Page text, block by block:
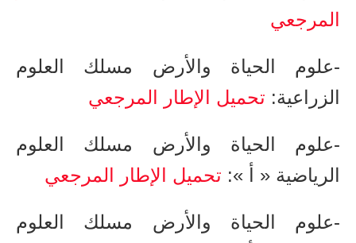
المرجعي
-علوم الحياة والأرض مسلك العلوم
الزراعية​​​​: تحميل الإطار المرجعي
-علوم الحياة والأرض ​مسلك العلوم
الرياضية « أ »​​​​: تحميل الإطار المرجعي
-علوم الحياة والأرض مسلك العلوم